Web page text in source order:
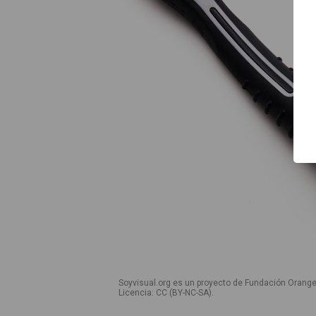
Soyvisual.org es un proyecto de Fundación
Licencia: CC (BY-NC-SA).
Guía de uso